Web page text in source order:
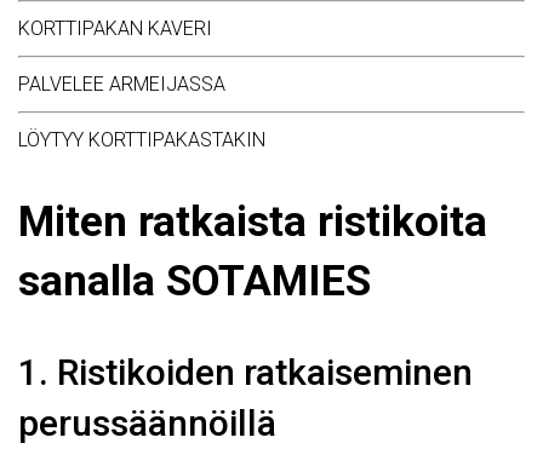
KORTTIPAKAN KAVERI
PALVELEE ARMEIJASSA
LÖYTYY KORTTIPAKASTAKIN
Miten ratkaista ristikoita
sanalla SOTAMIES
1. Ristikoiden ratkaiseminen
perussäännöillä